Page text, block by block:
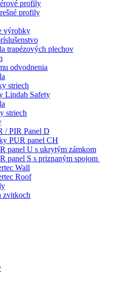
profily
profily
výrobky
trapézových plechov
odvodnenia
striech
Lindab Safety
striech
/ PIR Panel D
PUR panel CH
panel U s ukrytým zámkom
panel S s priznaným spojom
Wall
Roof
zvitkoch